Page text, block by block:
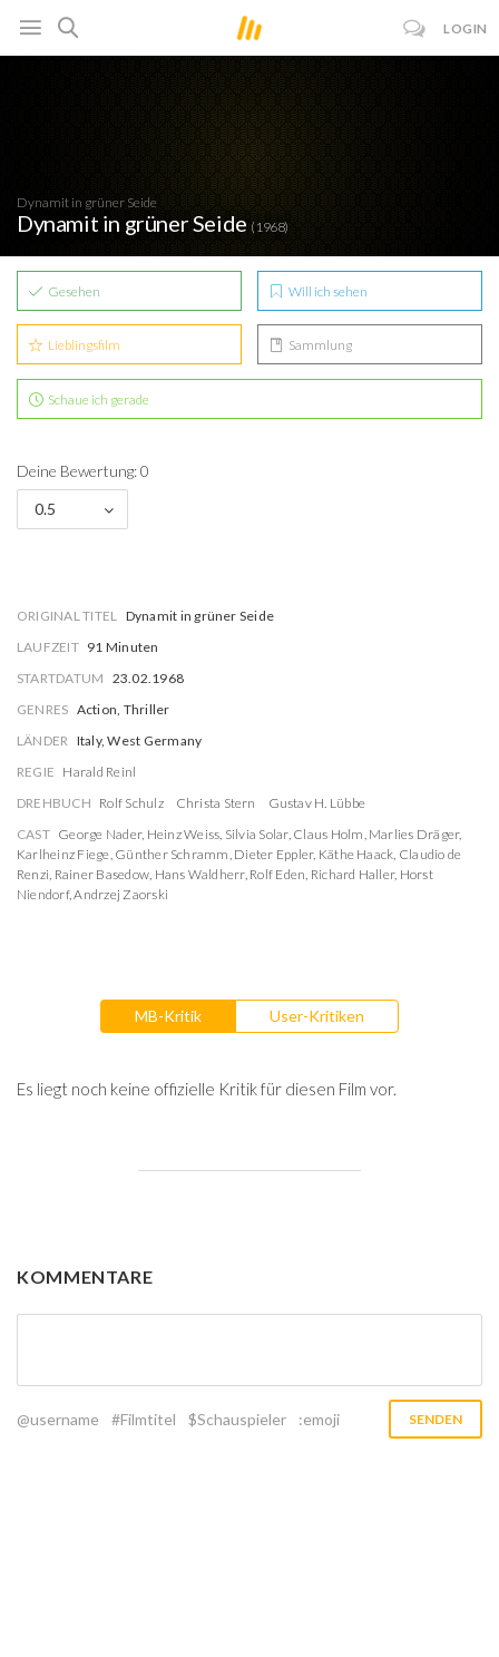
LOGIN
Dynamit in grüner Seide
Dynamit in grüner Seide (1968)
Gesehen Will ich sehen
Lieblingsfilm Sammlung
Schaue ich gerade
Deine Bewertung: 0
0.5
ORIGINAL TITEL Dynamit in grüner Seide
LAUFZEIT 91 Minuten
STARTDATUM 23.02.1968
GENRES Action, Thriller
LÄNDER Italy, West Germany
REGIE Harald Reinl
DREHBUCH Rolf Schulz Christa Stern
Gustav H. Lübbe
CAST George Nader, Heinz Weiss, Silvia Solar, Claus Holm, Marlies Dräger,
Karlheinz Fiege, Günther Schramm, Dieter Eppler, Käthe Haack, Claudio de
Renzi, Rainer Basedow, Hans Waldherr, Rolf Eden, Richard Haller, Horst
Niendorf,Andrzej Zaorski
MB-Kritik User-Kritiken
Es liegt noch keine offizielle Kritik für diesen Film vor.
KOMMENTARE
@username #Filmtitel $Schauspieler :emoji